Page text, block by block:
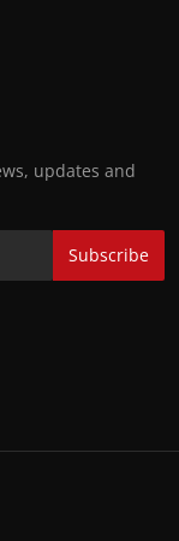
updates and
Subscribe